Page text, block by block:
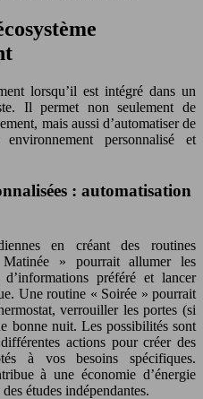
lorsqu’il est intégré dans un
Il permet non seulement de
mais aussi d’automatiser de
personnalisé et
: automatisation
en créant des routines
» pourrait allumer les
préféré et lancer
Une routine « Soirée » pourrait
verrouiller les portes (si
bonne nuit. Les possibilités sont
actions pour créer des
à vos besoins spécifiques.
à une économie d’énergie
études indépendantes.